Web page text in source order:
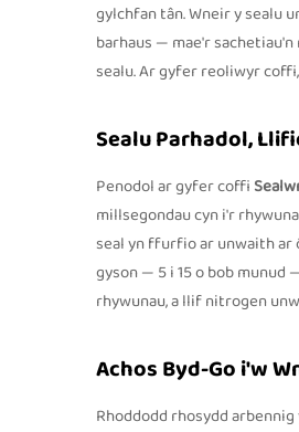
gylchfan tân. Wneir y sealu
barhaus — mae'r
sealu. Ar gyfer reoliwyr
Sealu Parhadol,
Penodol ar gyfer coffi
millsegondau cyn i'r
seal yn ffurfio ar unwaith ar
gyson — 5 i 15 o bob
rhywunau, a llif nitrogen
Achos Byd-Go i'w
Rhoddodd rhosydd